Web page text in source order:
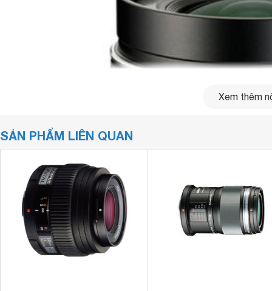
Xem thêm
SẢN PHẨM LIÊN QUAN